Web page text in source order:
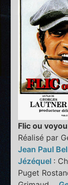
Flic ou
Réalisé par
Jean Paul
Jézéquel :
Puget